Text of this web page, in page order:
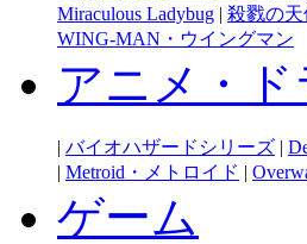
Miraculous Ladybug | 殺戮の天
WING-MAN・ウイングマン
アニメ・ド
| バイオハザードシリーズ |
| Metroid・メトロイド |
ゲーム